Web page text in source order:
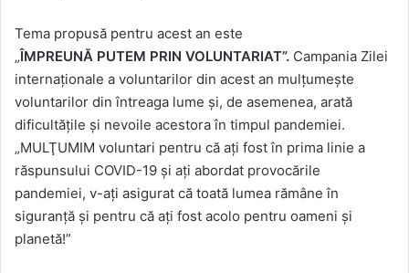
Tema propusă pentru acest an este
„ÎMPREUNĂ PUTEM PRIN VOLUNTARIAT”. Campania Zilei
internaţionale a voluntarilor din acest an mulţumeşte
voluntarilor din întreaga lume şi, de asemenea, arată
dificultăţile şi nevoile acestora în timpul pandemiei.
„MULŢUMIM voluntari pentru că aţi fost în prima linie a
răspunsului COVID-19 şi aţi abordat provocările
pandemiei, v-aţi asigurat că toată lumea rămâne în
siguranţă şi pentru că aţi fost acolo pentru oameni şi
planetă!”